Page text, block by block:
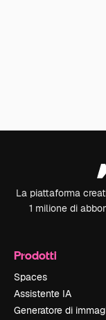
La piattaforma
1 milione di
Prodotti
Spaces
Assistente IA
Generatore di